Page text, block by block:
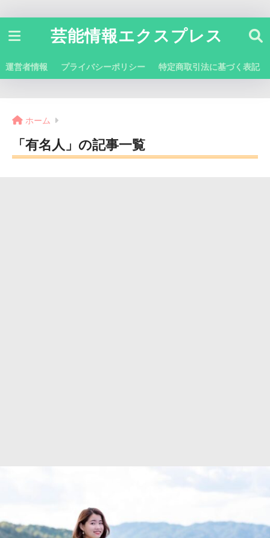
芸能情報エクスプレス
運営者情報 プライバシーポリシー 特定商取引法に基づく表記
ホーム
「有名人」の記事一覧